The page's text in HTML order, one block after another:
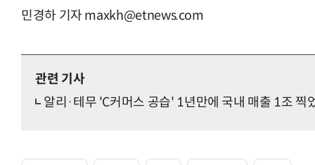
민경하 기자 maxkh@etnews.com
관련 기사
알리·테무 'C커머스 공습' 1년만에 국내 매출 1조 찍